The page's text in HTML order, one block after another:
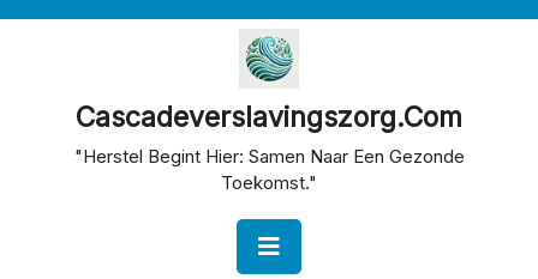
Cascadeverslavingszorg.com
"Herstel Begint Hier: Samen Naar Een Gezonde
Toekomst."